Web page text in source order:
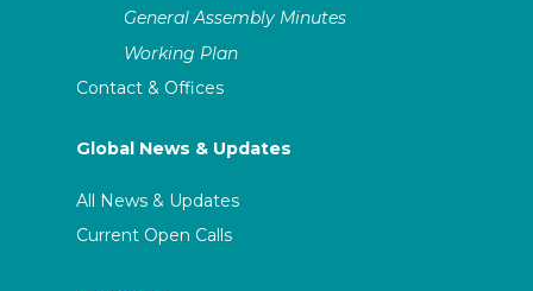
General Assembly Minutes
Working Plan
Contact & Offices
Global News & Updates
All News & Updates
Current Open Calls